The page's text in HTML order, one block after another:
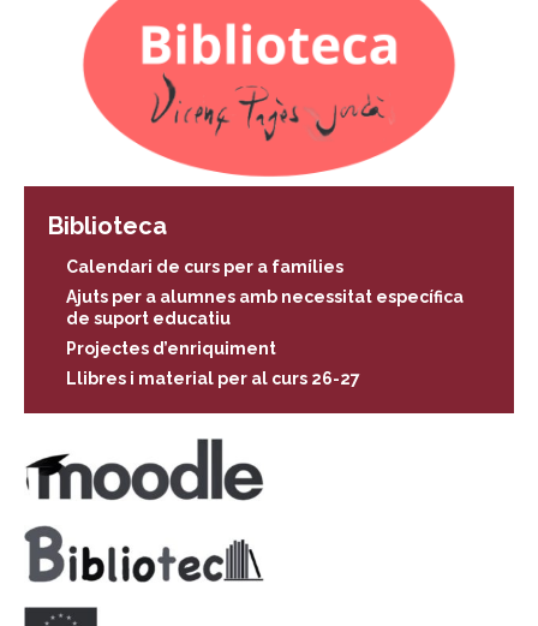
Biblioteca
Calendari de curs per a famílies
Ajuts per a alumnes amb necessitat específica
de suport educatiu
Projectes d’enriquiment
Llibres i material per al curs 26-27